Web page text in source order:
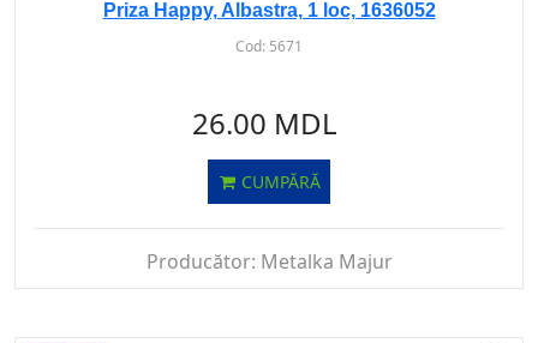
Priza Happy, Albastra, 1 loc, 1636052
Cod: 5671
26.00 MDL
CUMPĂRĂ
Producător: Metalka Majur